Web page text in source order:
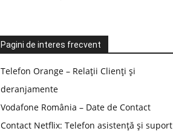
Pagini de interes frecvent
Telefon Orange – Relații Clienți și
deranjamente
Vodafone România – Date de Contact
Contact Netflix: Telefon asistență și suport